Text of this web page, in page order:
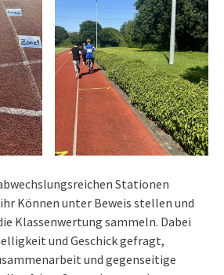
Stationen
Können unter Beweis stellen und
Klassenwertung sammeln. Dabei
und Geschick gefragt,
und gegenseitige